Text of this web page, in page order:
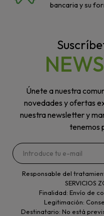
bancaria y su
Únete a nuestra
novedades y ofertas
nuestra newsletter y
tenemos
Responsable del
SERVICIOS
Finalidad: Envío de
Legitimación:
Destinatario: No está